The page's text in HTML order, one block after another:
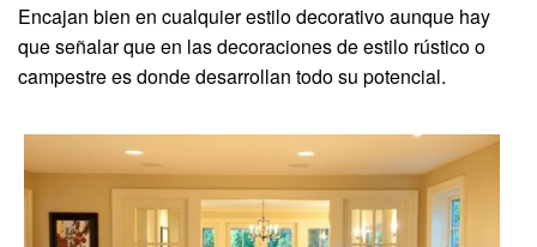
Encajan bien en cualquier estilo decorativo aunque hay
que señalar que en las decoraciones de estilo rústico o
campestre es donde desarrollan todo su potencial.